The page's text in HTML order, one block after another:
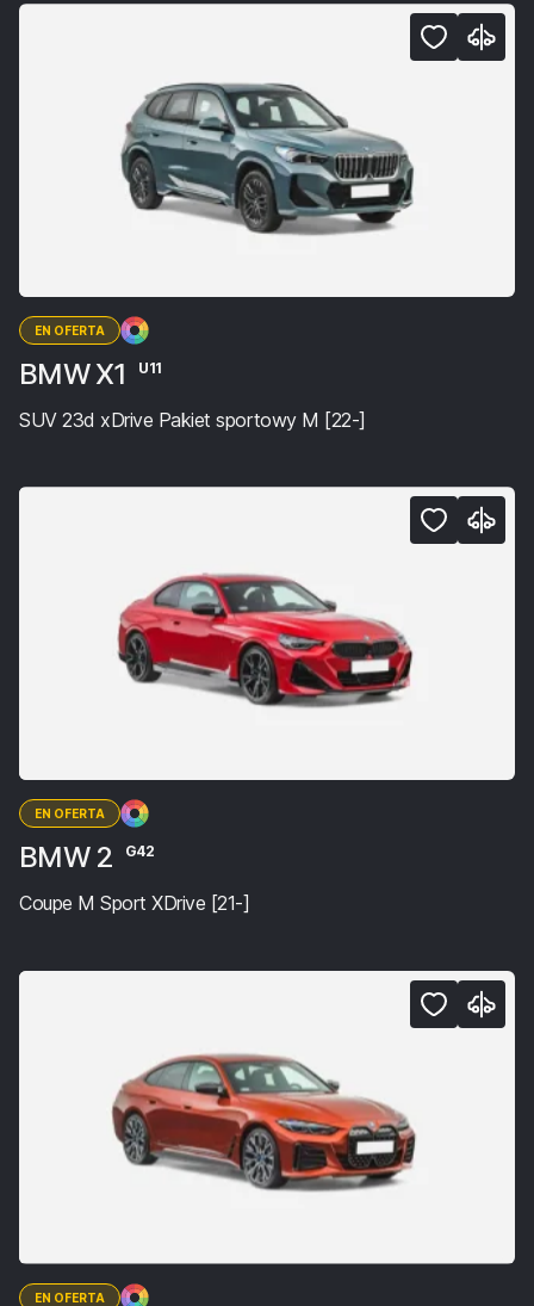
EN OFERTA
BMW X1 U11
SUV 23d xDrive Pakiet sportowy M [22-]
EN OFERTA
BMW 2 G42
Coupe M Sport XDrive [21-]
EN OFERTA